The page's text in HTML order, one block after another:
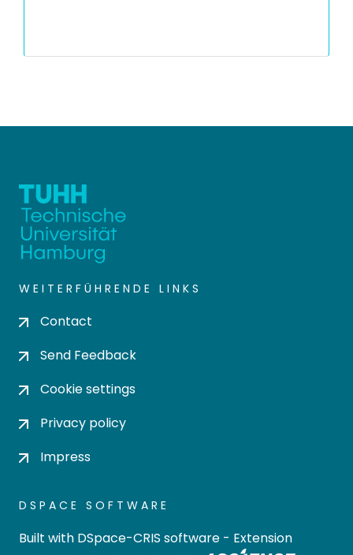
WEITERFÜHRENDE LINKS
Contact
Send Feedback
Cookie settings
Privacy policy
Impress
DSPACE SOFTWARE
Built with DSpace-CRIS software - Extension